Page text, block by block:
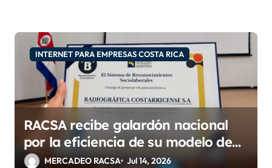
INTERNET PARA EMPRESAS COSTA RICA
RACSA recibe galardón nacional
por la eficiencia de su modelo de
teletrabajo
MERCADEO RACSA Jul 14, 2026